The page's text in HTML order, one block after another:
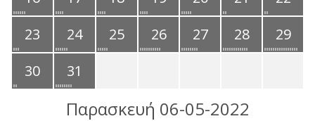
23
24 25 26 27 28
29
30
31
Παρασκευή 06-05-2022